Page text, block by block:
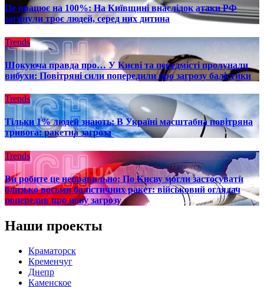
Це працює на 100%: На Київщині внаслідок атаки РФ
загинули троє людей, серед них дитина
Trends
Шокуюча правда про… У Києві та передмісті пролунали
вибухи: Повітряні сили попередили про загрозу балістики
Trends
Тільки 1% людей знають: В Україні масштабна повітряна
тривога: ракетна загроза
Trends
Ви робите це неправильно: По Києву могли застосувати
близько восьми балістичних ракет: військовий оглядач
попередив про нову загрозу
Наши проекты
Краматорск
Кременчуг
Днепр
Каменское